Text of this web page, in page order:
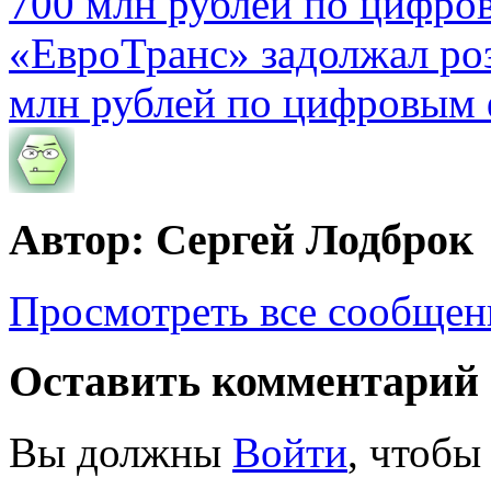
«ЕвроТранс» задолжал
млн рублей по цифровым
Автор: Сергей Лодброк
Просмотреть все
Оставить комментарий
Вы должны Войти, чтобы